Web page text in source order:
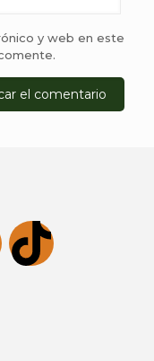
y web en este